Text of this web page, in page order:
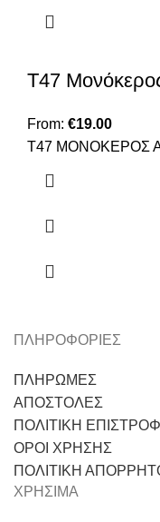
Τ47
From: €19.00
Τ47 ΜΟΝΟΚΕΡΟΣ
ΠΛΗΡΟΦΟΡΙΕΣ
ΠΛΗΡΩΜΕΣ
ΑΠΟΣΤΟΛΕΣ
ΠΟΛΙΤΙΚΗ
ΟΡΟΙ ΧΡΗΣΗΣ
ΠΟΛΙΤΙΚΗ
ΧΡΗΣΙΜΑ